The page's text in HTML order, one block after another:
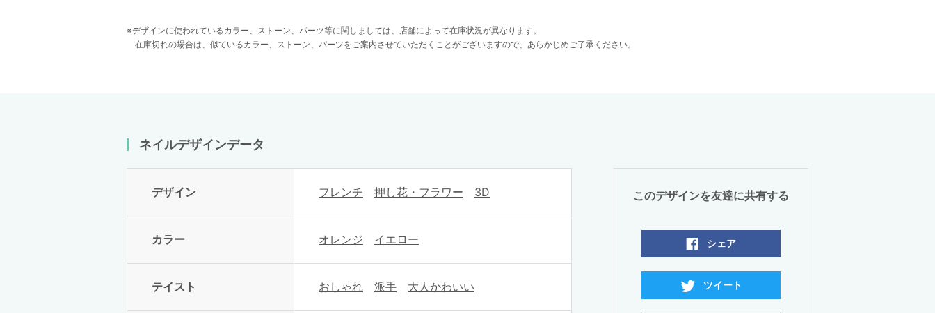
デザインに使われているカラー、ストーン、パーツ等に関しましては、店舗によって在庫状況が異なります。
在庫切れの場合は、似ているカラー、ストーン、パーツをご案内させていただくことがございますので、あらかじめご了承ください。
ネイルデザインデータ
デザイン フレンチ 押し花・フラワー 3D
カラー オレンジ イエロー
テイスト おしゃれ 派手 大人かわいい
このデザインを友達に共有する
シェア
ツイート